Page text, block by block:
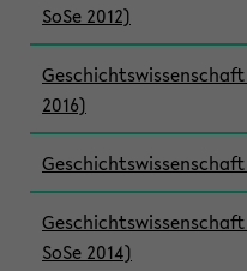
SoSe 2012)
2016)
SoSe 2014)